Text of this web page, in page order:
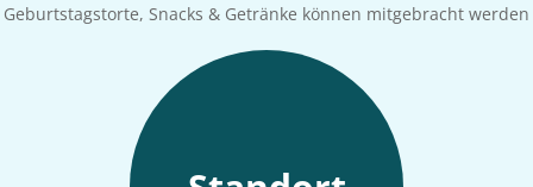
Geburtstagstorte, Snacks & Getränke können mitgebracht werden